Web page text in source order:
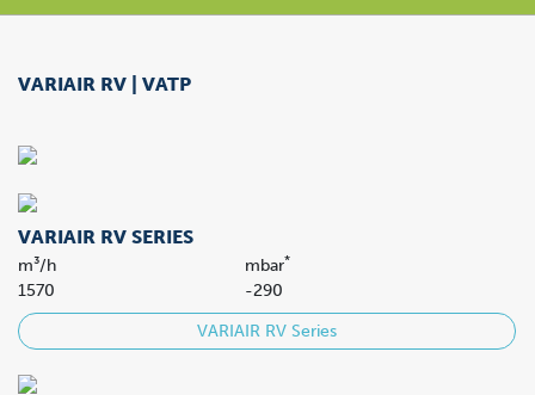
VARIAIR RV | VATP
VARIAIR RV SERIES
m³/h mbar*
1570 -290
VARIAIR RV Series